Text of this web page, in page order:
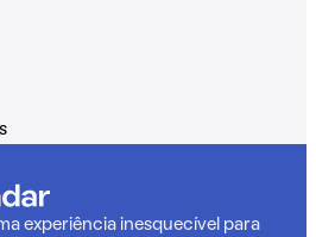
experiência inesquecível para